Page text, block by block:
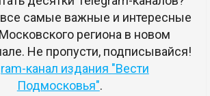
самые важные и интересные
региона в новом
Не пропусти, подписывайся!
канал издания "Вести
Подмосковья".